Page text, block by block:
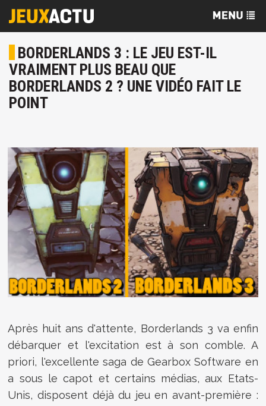
BORDERLANDS 3 : LE JEU EST-IL
VRAIMENT PLUS BEAU QUE
BORDERLANDS 2 ? UNE VIDÉO FAIT LE
POINT
Après huit ans d'attente, Borderlands 3 va enfin
débarquer et l'excitation est à son comble. A
priori, l'excellente saga de Gearbox Software en
a sous le capot et certains médias, aux Etats-
Unis, disposent déjà du jeu en avant-première :